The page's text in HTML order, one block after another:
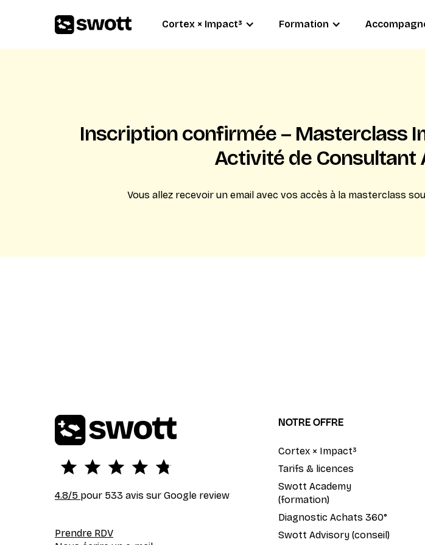
Cortex × Impact³ Formation
Inscription confirmée – Masterclass
Activité de Consultant
Vous allez recevoir un email avec vos accès à la masterclass
4.8/5 pour 533 avis sur Google review
Prendre RDV
NOTRE OFFRE
Cortex × Impact³
Tarifs & licences
Swott Academy
(formation)
Diagnostic Achats 360°
Swott Advisory (conseil)